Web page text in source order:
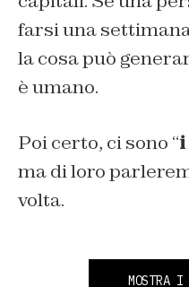
farsi una
la cosa può
è umano.
Poi certo, ci sono “
ma di loro
volta.
MOSTRA I